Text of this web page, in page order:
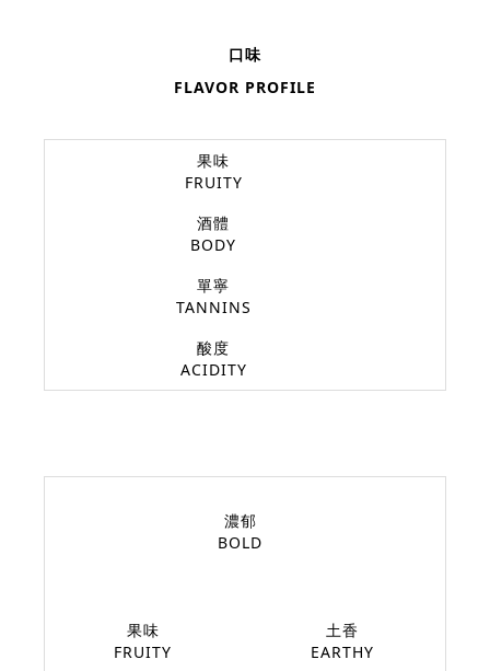
口味
FLAVOR PROFILE
果味
FRUITY
酒體
BODY
單寧
TANNINS
酸度
ACIDITY
濃郁
BOLD
果味
FRUITY
土香
EARTHY